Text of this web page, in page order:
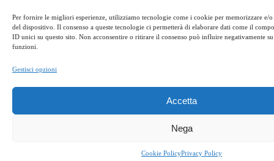
Per fornire le migliori esperienze, utilizziamo tecnologie come i cookie per memorizzare e/
del dispositivo. Il consenso a queste tecnologie ci permetterà di elaborare dati come il
ID unici su questo sito. Non acconsentire o ritirare il consenso può influire negativamente
funzioni.
Gestisci opzioni
Accetta
Nega
Cookie PolicyPrivacy Policy